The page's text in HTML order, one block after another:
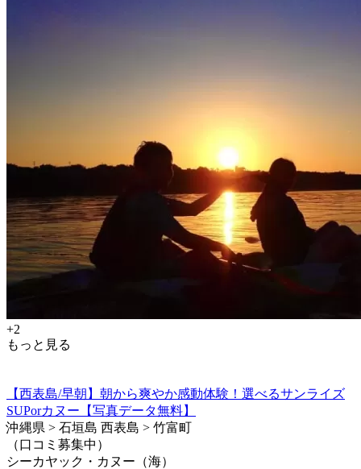
+2
もっと見る
【西表島/早朝】朝から爽やか感動体験！選べるサンライズ
SUPorカヌー【写真データ無料】
沖縄県 > 石垣島 西表島 > 竹富町
（口コミ募集中）
シーカヤック・カヌー（海）